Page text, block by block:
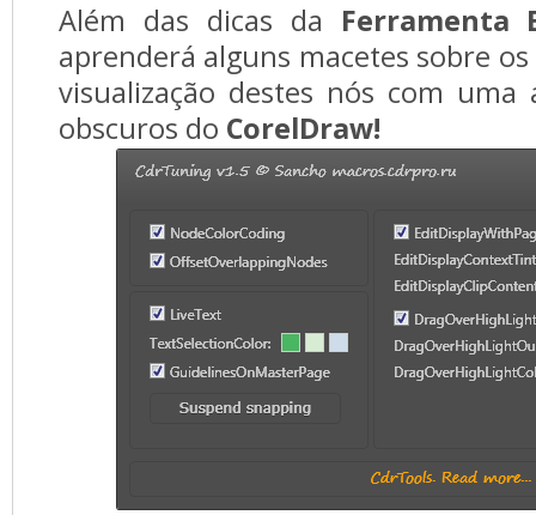
Além das dicas da Ferramenta
aprenderá alguns macetes sobre
visualização destes nós com uma
obscuros do CorelDraw!